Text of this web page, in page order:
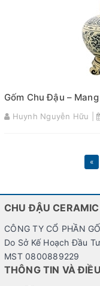
Gốm Chu Đậu –
Huynh Nguyễn Hữu |
«
CHU ĐẬU CERAMIC
CÔNG TY CỔ PHẦN
Do Sở Kế Hoạch Đầu
MST 0800889229
THÔNG TIN VÀ